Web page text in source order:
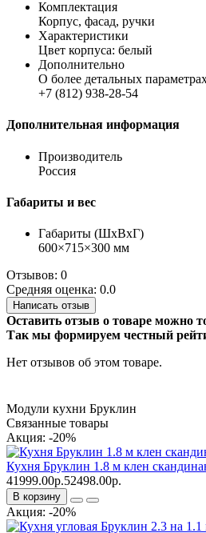
Комплектация
Корпус, фасад, ручки
Характеристики
Цвет корпуса: белый
Дополнительно
О более детальных
+7 (812) 938-28-54
Дополнительная информация
Производитель
Россия
Габариты и вес
Габариты (ШхВхГ)
600×715×300 мм
Отзывов: 0
Средняя оценка: 0.0
Написать отзыв
Оставить отзыв о товаре можно
Так мы формируем честный
Нет отзывов об этом товаре.
Модули кухни Бруклин
Связанные товары
Акция: -20%
Кухня Бруклин 1.8 м клен
41999.00р.52498.00р.
В корзину
Акция: -20%